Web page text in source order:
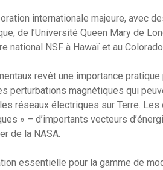
internationale majeure, avec
de l’Université Queen Mary de
national NSF à Hawaï et au Colorado.
revêt une importance
perturbations magnétiques qui
réseaux électriques sur Terre. Les
» – d’importants vecteurs
de la NASA.
essentielle pour la gamme de